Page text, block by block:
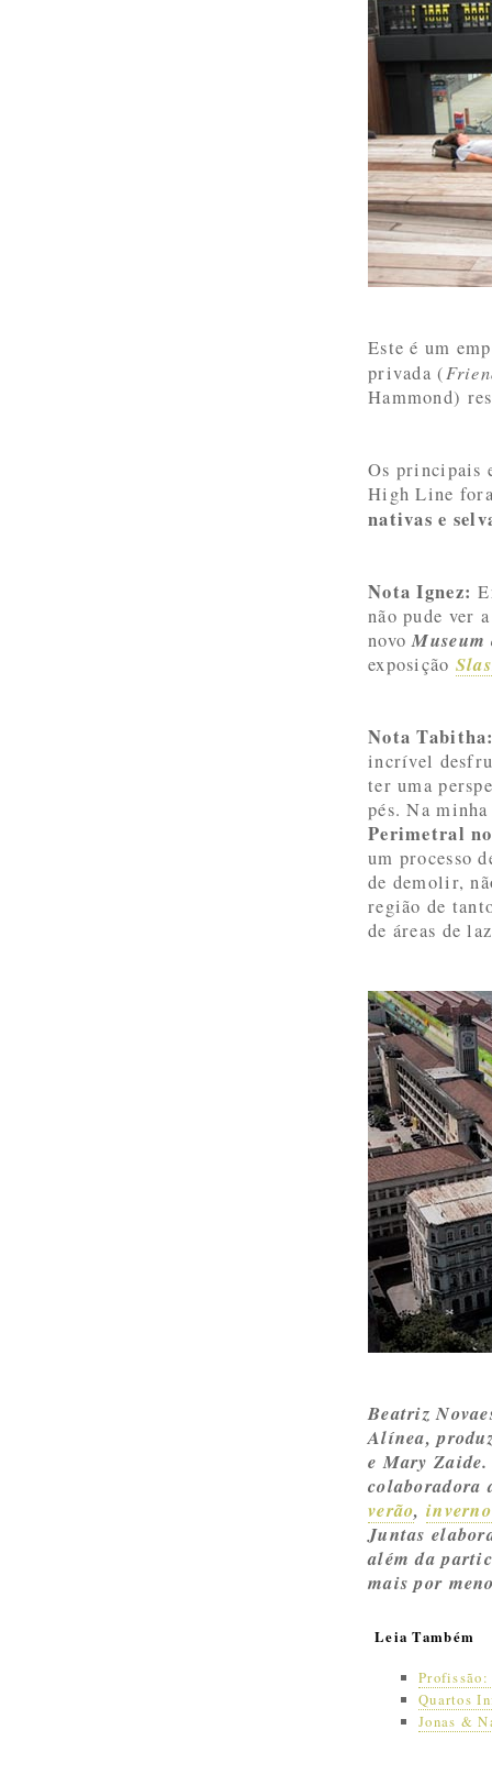
Este é um
privada (
Hammond)
Os principais
High Line
nativas e
Nota Ignez:
não pude ver
novo
exposição
Nota
incrível
ter uma
pés. Na
Perimetral
um processo
de demolir,
região de
de áreas de
Beatriz
Alínea,
e Mary
colaboradora
verão,
Juntas
além da
mais por
Leia Também
Quartos
Jonas &